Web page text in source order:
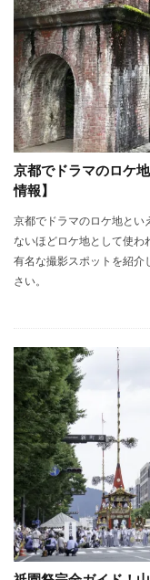
京都でドラマのロケ
情報】
京都でドラマのロケ地とい
ないほどロケ地として使わ
有名な撮影スポットを紹介
さい。